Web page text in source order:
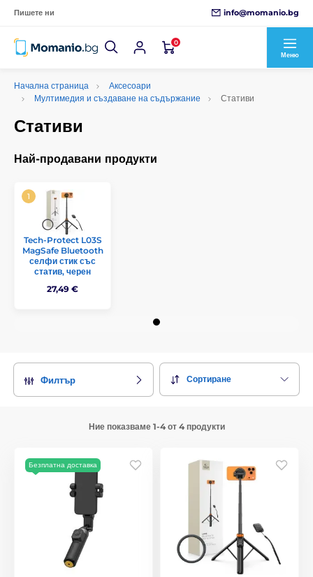
Пишете ни info@momanio.bg
0
Меню
Начална страница
Аксесоари
Мултимедия и създаване на съдържание
Стативи
Стативи
Най-продавани продукти
Tech-Protect L03S
MagSafe Bluetooth
селфи стик със
статив, черен
27,49 €
Филтър Сортиране
Ние показваме 1-4 от 4 продукти
Безплатна доставка